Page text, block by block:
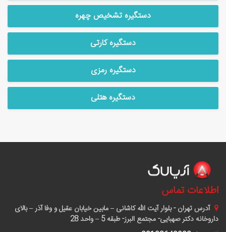
دستگیره تشخیص چهره
دستگیره کارتی
دستگیره رمزی
دستگیره هتلی
اطلاعات تماس
آدرستهران - بلوار آیت الله کاشانی – مابین خیابان عقیل و وفا آذر – بالای
داروخانه دکتر صهبایی- مجتمع البرز- طبقه 5 – واحد 28